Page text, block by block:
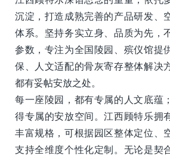
沉淀，打造成熟完善的产品研发、
体系。坚持务实立身、品质为先，
参数，专注为全国陵园、殡仪馆提
保、人文适配的骨灰寄存整体解决
都有妥帖安放之处。
每一座陵园，都有专属的人文底蕴
得专属的安放空间。江西顾特乐拥
丰富规格，可根据园区整体定位、
支持全维度个性化定制。无论是契